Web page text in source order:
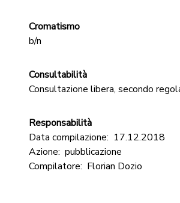
Cromatismo
b/n
Consultabilità
Consultazione libera, secondo
Responsabilità
Data compilazione: 17.12.2018
Azione: pubblicazione
Compilatore: Florian Dozio